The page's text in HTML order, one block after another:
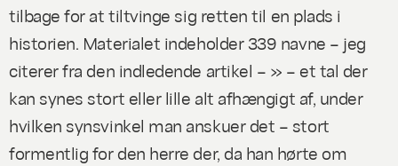
tilbage for at tiltvinge sig retten til en plads i
historien. Materialet indeholder 339 navne – jeg
citerer fra den indledende artikel – » – et tal der
kan synes stort eller lille alt afhængigt af, under
hvilken synsvinkel man anskuer det – stort
formentlig for den herre der, da han hørte om